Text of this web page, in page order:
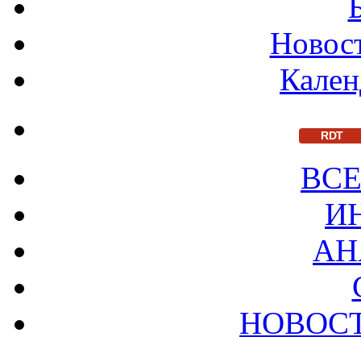
RDT